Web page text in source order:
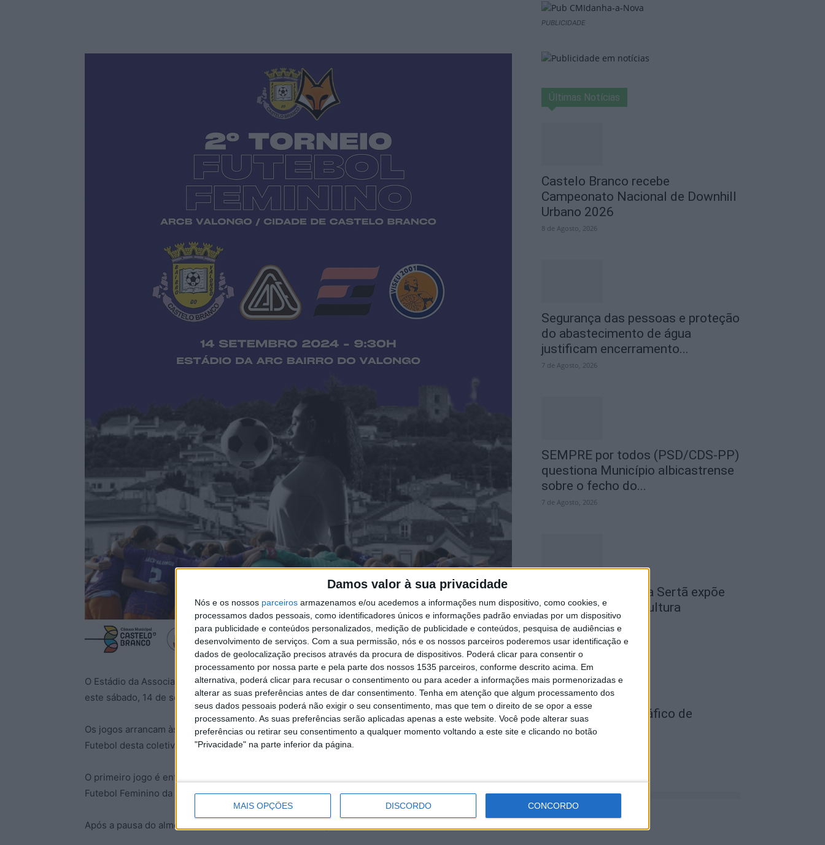
Damos valor à sua privacidade
Nós e os nossos parceiros armazenamos e/ou acedemos a informações num dispositivo, como cookies, e
processamos dados pessoais, como identificadores únicos e informações padrão enviadas por um dispositivo
para publicidade e conteúdos personalizados, medição de publicidade e conteúdos, pesquisa de audiências e
desenvolvimento de serviços. Com a sua permissão, nós e os nossos parceiros poderemos usar identificação e
dados de geolocalização precisos através da procura de dispositivos. Poderá clicar para consentir o
processamento por nossa parte e pela parte dos nossos 1535 parceiros, conforme descrito acima. Em
alternativa, poderá clicar para recusar o consentimento ou para aceder a informações mais pormenorizadas e
alterar as suas preferências antes de dar consentimento. Tenha em atenção que algum processamento dos
seus dados pessoais poderá não exigir o seu consentimento, mas que tem o direito de se opor a esse
processamento. As suas preferências serão aplicadas apenas a este website. Você pode alterar suas
preferências ou retirar seu consentimento a qualquer momento voltando a este site e clicando no botão
"Privacidade" na parte inferior da página.
MAIS OPÇÕES DISCORDO CONCORDO
O Estádio da Associação Recreativa e Cultural do Bairro do Valongo, em Castelo Branco, acolhe
este sábado, 14 de setembro, o 2° Torneiro de Futebol Feminino.
Os jogos arrancam às 9h30, com a participação de quatro equipas, promovido pela Escola de
Futebol desta coletividade.
O primeiro jogo é entre o CADE – Clube Amador de Desportos do Entroncamento e a Escola de
Futebol Feminino da Guarda. Às 11h30 a equipa da casa enfrenta o Viseu 2001.
Após a pausa do almoço, às 16h dispute-se o 3º e 4º lugar e a final acontece às 18h.
PUBLICIDADE
Últimas Notícias
Castelo Branco recebe
Campeonato Nacional de Downhill
Urbano 2026
8 de Agosto, 2026
Segurança das pessoas e proteção
do abastecimento de água
justificam encerramento...
7 de Agosto, 2026
SEMPRE por todos (PSD/CDS-PP)
questiona Município albicastrense
sobre o fecho do...
7 de Agosto, 2026
Academia Sénior da Sertã expõe
artes na Casa da Cultura
7 de Agosto, 2026
Dois detidos por tráfico de
estupefaciente